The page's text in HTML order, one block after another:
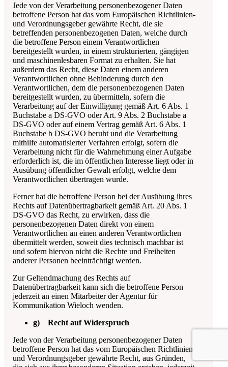
Jede von der Verarbeitung personenbezogener Daten
betroffene Person hat das vom Europäischen Richtlinien-
und Verordnungsgeber gewährte Recht, die sie
betreffenden personenbezogenen Daten, welche durch
die betroffene Person einem Verantwortlichen
bereitgestellt wurden, in einem strukturierten, gängigen
und maschinenlesbaren Format zu erhalten. Sie hat
außerdem das Recht, diese Daten einem anderen
Verantwortlichen ohne Behinderung durch den
Verantwortlichen, dem die personenbezogenen Daten
bereitgestellt wurden, zu übermitteln, sofern die
Verarbeitung auf der Einwilligung gemäß Art. 6 Abs. 1
Buchstabe a DS-GVO oder Art. 9 Abs. 2 Buchstabe a
DS-GVO oder auf einem Vertrag gemäß Art. 6 Abs. 1
Buchstabe b DS-GVO beruht und die Verarbeitung
mithilfe automatisierter Verfahren erfolgt, sofern die
Verarbeitung nicht für die Wahrnehmung einer Aufgabe
erforderlich ist, die im öffentlichen Interesse liegt oder in
Ausübung öffentlicher Gewalt erfolgt, welche dem
Verantwortlichen übertragen wurde.
Ferner hat die betroffene Person bei der Ausübung ihres
Rechts auf Datenübertragbarkeit gemäß Art. 20 Abs. 1
DS-GVO das Recht, zu erwirken, dass die
personenbezogenen Daten direkt von einem
Verantwortlichen an einen anderen Verantwortlichen
übermittelt werden, soweit dies technisch machbar ist
und sofern hiervon nicht die Rechte und Freiheiten
anderer Personen beeinträchtigt werden.
Zur Geltendmachung des Rechts auf
Datenübertragbarkeit kann sich die betroffene Person
jederzeit an einen Mitarbeiter derAgentur für
Kommunikation Wieloch wenden.
g) Recht auf Widerspruch
Jede von der Verarbeitung personenbezogener Daten
betroffene Person hat das vom Europäischen Richtlinien-
und Verordnungsgeber gewährte Recht, aus Gründen,